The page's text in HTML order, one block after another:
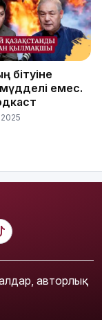
бітуіне
емес.
авторлық